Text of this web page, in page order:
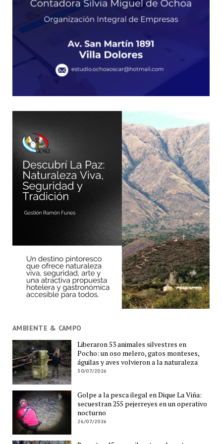
AMBIENTE & CAMPO
Liberaron 53 animales silvestres en
Pocho: un oso melero, gatos monteses,
águilas y aves volvieron a la naturaleza
30/07/2026
Golpe a la pesca ilegal en Dique La Viña:
secuestran 255 pejerreyes en un operativo
nocturno
26/07/2026